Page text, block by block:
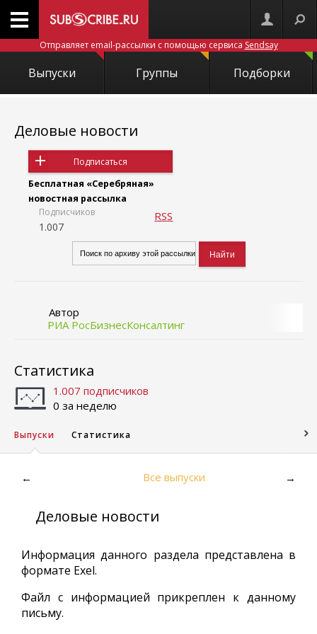
Отправляет email-рассылки с помощью сервиса Sendsay
Выпуски Группы Подборки
Деловые новости
Подписаться
Бесплатная «Серебряная»
новостная рассылка
Подписчиков
1.007
RSS
Автор
РИА РосБизнесКонсалтинг
Статистика
1.007 подписчиков
0 за неделю
Выпуски Статистика
← Все выпуски →
Деловые новости
Информация данного раздела представлена в
формате Exel.
Файл с информацией прикреплен к данному
письму.